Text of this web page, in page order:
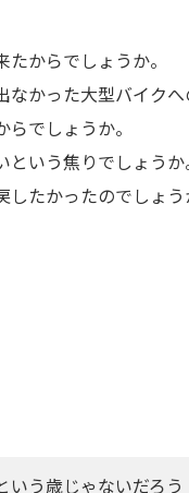
からでしょうか。
かった大型バイクへ
でしょうか。
いう焦りでしょうか
たかったのでしょう
いう歳じゃないだろう